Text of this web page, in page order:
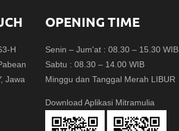
H
Jawa
OPENING TIME
Senin – Jum'at : 08.30 – 15.30 WIB
Sabtu : 08.30 – 14.00 WIB
Minggu dan Tanggal Merah LIBUR
Download Aplikasi Mitramulia